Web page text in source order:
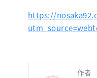
https://
作者